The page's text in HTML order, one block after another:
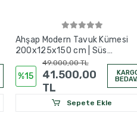
Ahşap Modern Tavuk Kümesi
200x125x150 cm | Süs
Tavuğu Kümesi | Vernikli Çam
Gövde
%15
49.000,00 TL
41.500,00
TL
Sepete Ekle